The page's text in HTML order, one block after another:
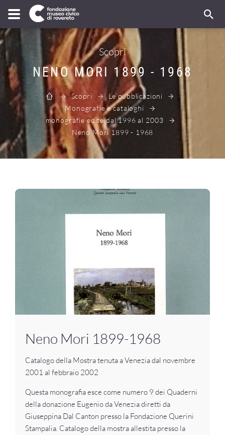
Scopri
NENO MORI 1899 - 1968
Scopri
Le pubblicazioni
Monografie e cataloghi
monografie edite dal 1996 al 2003
Neno Mori 1899 - 1968
Neno Mori 1899-1968
Catalogo della Mostra tenuta a Venezia dal novembre
2001 al febbraio 2002
Questa monografia esce come numero 9 dei Quaderni
della donazione Eugenio da Venezia diretti da
Giuseppina Dal Canton presso la Fondazione Querini
Stampalia. Catalogo della mostra allestita presso la